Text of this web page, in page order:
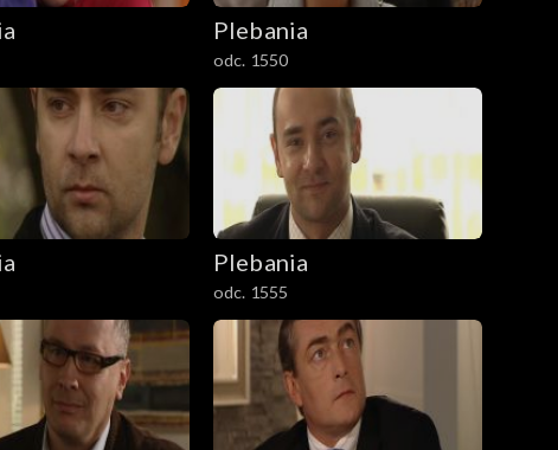
Plebania
odc. 1550
Plebania
odc. 1555